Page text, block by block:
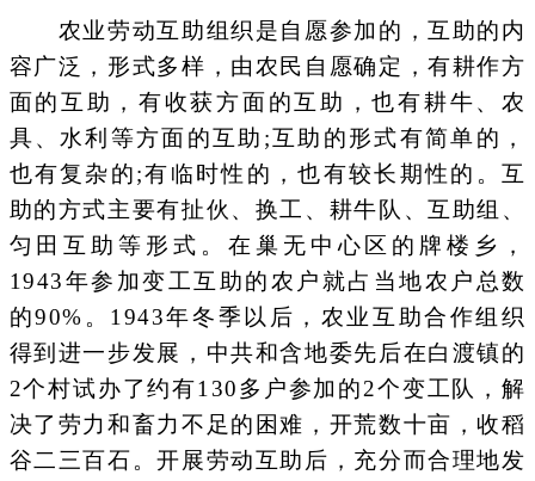
农业劳动互助组织是自愿参加的，互助的内
容广泛，形式多样，由农民自愿确定，有耕作方
面的互助，有收获方面的互助，也有耕牛、农
具、水利等方面的互助;互助的形式有简单的，
也有复杂的;有临时性的，也有较长期性的。互
助的方式主要有扯伙、换工、耕牛队、互助组、
匀田互助等形式。在巢无中心区的牌楼乡，
1943年参加变工互助的农户就占当地农户总数
的90%。1943年冬季以后，农业互助合作组织
得到进一步发展，中共和含地委先后在白渡镇的
2个村试办了约有130多户参加的2个变工队，解
决了劳力和畜力不足的困难，开荒数十亩，收稻
谷二三百石。开展劳动互助后，充分而合理地发